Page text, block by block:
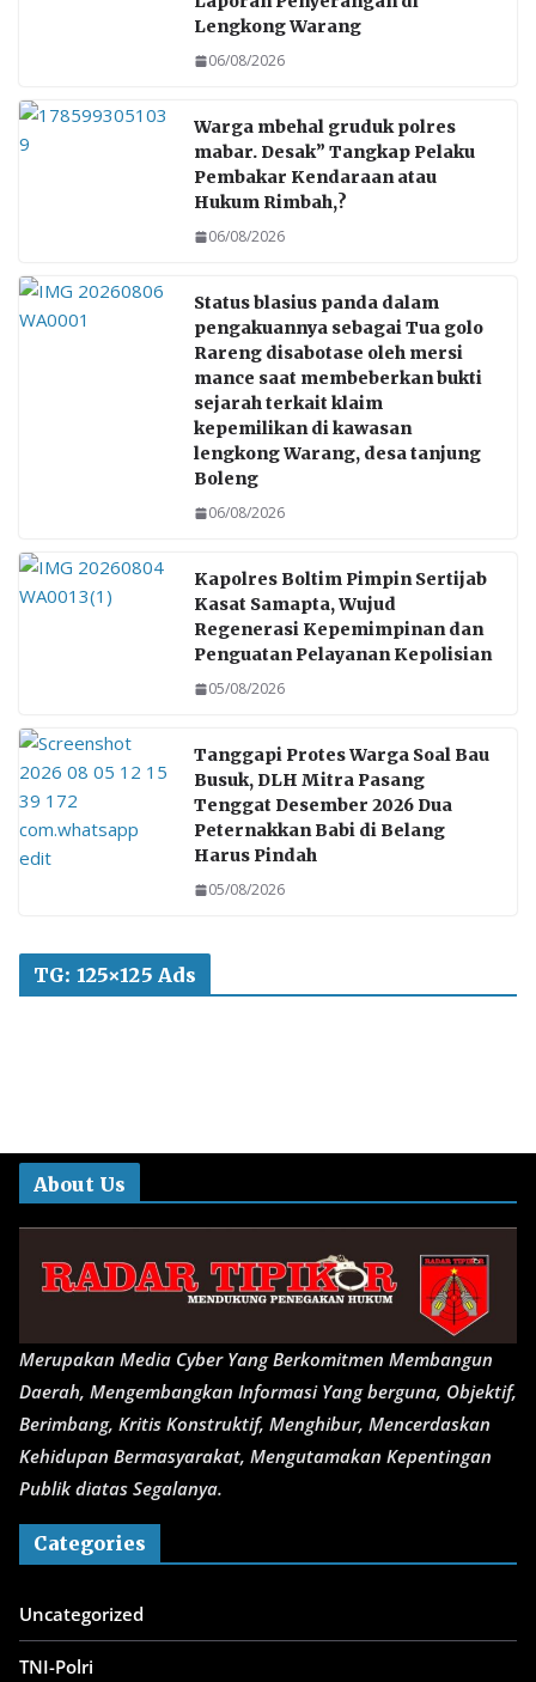
Lengkong Warang
06/08/2026
Warga mbehal gruduk polres
mabar. Desak” Tangkap Pelaku
Pembakar Kendaraan atau
Hukum Rimbah,?
06/08/2026
Status blasius panda dalam
pengakuannya sebagai Tua golo
Rareng disabotase oleh mersi
mance saat membeberkan bukti
sejarah terkait klaim
kepemilikan di kawasan
lengkong Warang, desa tanjung
Boleng
06/08/2026
Kapolres Boltim Pimpin Sertijab
Kasat Samapta, Wujud
Regenerasi Kepemimpinan dan
Penguatan Pelayanan Kepolisian
05/08/2026
Tanggapi Protes Warga Soal Bau
Busuk, DLH Mitra Pasang
Tenggat Desember 2026 Dua
Peternakkan Babi di Belang
Harus Pindah
05/08/2026
TG: 125×125 Ads
About Us
Merupakan Media Cyber Yang Berkomitmen Membangun
Daerah, Mengembangkan Informasi Yang berguna, Objektif,
Berimbang, Kritis Konstruktif, Menghibur, Mencerdaskan
Kehidupan Bermasyarakat, Mengutamakan Kepentingan
Publik diatas Segalanya.
Categories
Uncategorized
TNI-Polri